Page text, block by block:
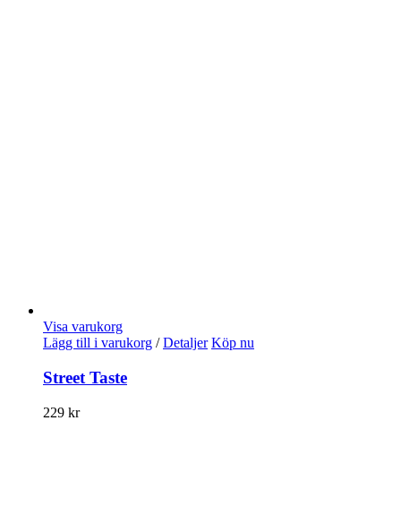
Visa varukorg
Lägg till i varukorg / Detaljer Köp nu
Street Taste
229 kr